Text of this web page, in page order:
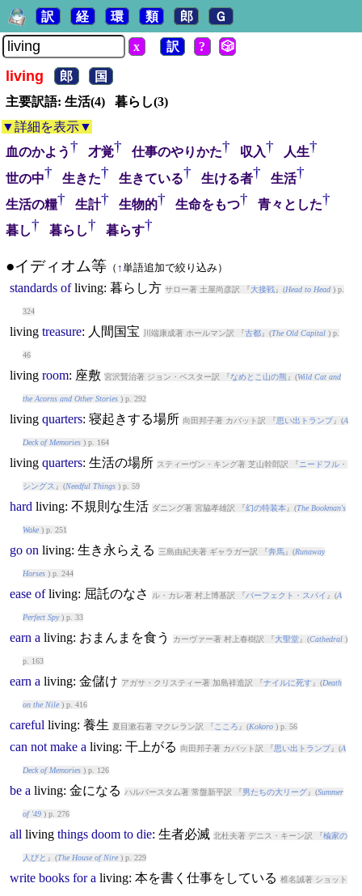
訳 経 環 類 郎 Ｇ
x 訳 ? 🎲
living 郎
国
主要訳語: 生活(4) 暮らし(3)
▼詳細を表示▼
血のかよう† 才覚† 仕事のやりかた† 収入† 人生†
世の中† 生きた† 生きている† 生ける者† 生活†
生活の糧† 生計† 生物的† 生命をもつ† 青々とした†
暮し† 暮らし† 暮らす†
●イディオム等（ ↑単語追加で絞り込み）
standards of living: 暮らし方 サロー著 土屋尚彦訳 『 大接戦』(Head to Head) p.
324
living treasure: 人間国宝 川端康成著 ホールマン訳 『古都』(The Old Capital) p.
46
living room: 座敷 宮沢賢治著 ジョン・ベスター訳 『なめとこ山の熊 』(Wild Cat and
the Acorns and Other Stories) p. 292
living quarters: 寝起きする場所 向田邦子著 カバット訳 『思い出トランプ』(A
Deck of Memories) p. 164
living quarters: 生活の場所 スティーヴン・キング著 芝山幹郎訳 『 ニードフル・
シングス 』(Needful Things) p. 59
hard living: 不規則な生活 ダニング著 宮脇孝雄訳 『幻の特装本』(The Bookman's
Wake) p. 251
go on living: 生き永らえる 三島由紀夫著 ギャラガー訳 『奔馬』(Runaway
Horses) p. 244
ease of living: 屈託のなさ ル・カレ著 村上博基訳 『パーフェクト・スパイ 』(A
Perfect Spy) p. 33
earn a living: おまんまを食う カーヴァー著 村上春樹訳 『 大聖堂』(Cathedral)
p. 163
earn a living: 金儲け アガサ・クリスティー著 加島祥造訳 『ナイルに死す』(Death
on the Nile) p. 416
careful living: 養生 夏目漱石著 マクレラン訳 『 こころ 』(Kokoro) p. 56
can not make a living: 干上がる 向田邦子著 カバット訳 『思い出トランプ』(A
Deck of Memories) p. 126
be a living: 金になる ハルバースタム著 常盤新平訳 『 男たちの大リーグ』(Summer
of '49) p. 276
all living things doom to die: 生者必滅 北杜夫著 デニス・キーン訳 『楡家の
人びと 』(The House of Nire) p. 229
write books for a living: 本を書く仕事をしている 椎名誠著 ショット